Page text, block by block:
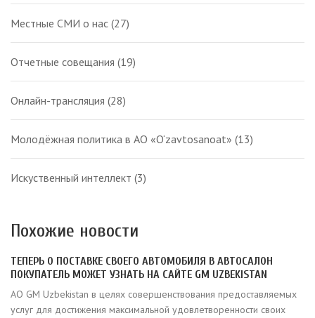
Местные СМИ о нас (27)
Отчетные совещания (19)
Онлайн-трансляция (28)
Молодёжная политика в АО «O‘zavtosanoat» (13)
Искуственный интеллект (3)
Похожие новости
ТЕПЕРЬ О ПОСТАВКЕ СВОЕГО АВТОМОБИЛЯ В АВТОСАЛОН
ПОКУПАТЕЛЬ МОЖЕТ УЗНАТЬ НА САЙТЕ GM UZBEKISTAN
АО GM Uzbekistan в целях совершенствования предоставляемых
услуг для достижения максимальной удовлетворенности своих